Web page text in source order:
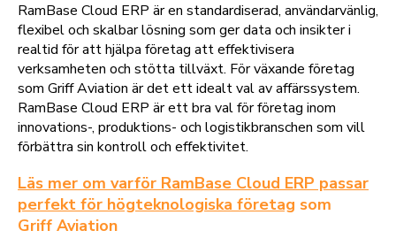
RamBase Cloud ERP är en standardiserad, användarvänlig,
flexibel och skalbar lösning som ger data och insikter i
realtid för att hjälpa företag att effektivisera
verksamheten och stötta tillväxt. För växande företag
som Griff Aviation är det ett idealt val av affärssystem.
RamBase Cloud ERP är ett bra val för företag inom
innovations-, produktions- och logistikbranschen som vill
förbättra sin kontroll och effektivitet.
Läs mer om varför RamBase Cloud ERP passar
perfekt för högteknologiska företag som
Griff Aviation